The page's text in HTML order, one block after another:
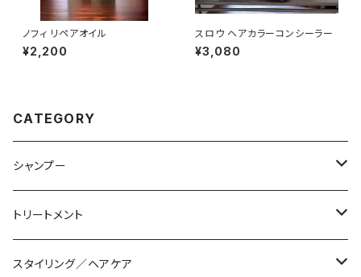
ノフィ リペアオイル
¥2,200
スロウ ヘアカラーコンシーラー
¥3,080
CATEGORY
シャンプー
軟毛・細毛
普通毛
トリートメント
軟毛・細毛
スタイリング／ヘアケア